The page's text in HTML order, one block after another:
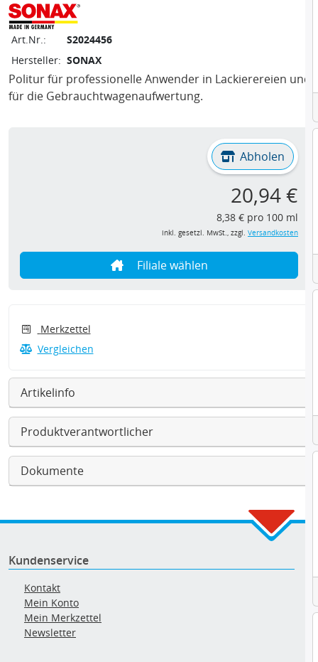
Art.Nr.:
S2024456
Hersteller: SONAX
Politur für professionelle Anwender in Lackierereien und
für die Gebrauchtwagenaufwertung.
Abholen
20,94 €
8,38 € pro 100 ml
inkl. gesetzl. MwSt., zzgl. Versandkosten
Filiale wählen
Merkzettel
Vergleichen
Artikelinfo
Produktverantwortlicher
Dokumente
Kundenservice
Kontakt
Mein Konto
Mein Merkzettel
Newsletter